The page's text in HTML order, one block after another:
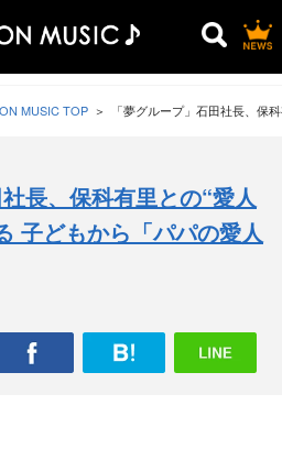
MUSIC TOP 「夢グループ」石田社長、保
長、保科有里との“愛人
子どもから「パパの愛人